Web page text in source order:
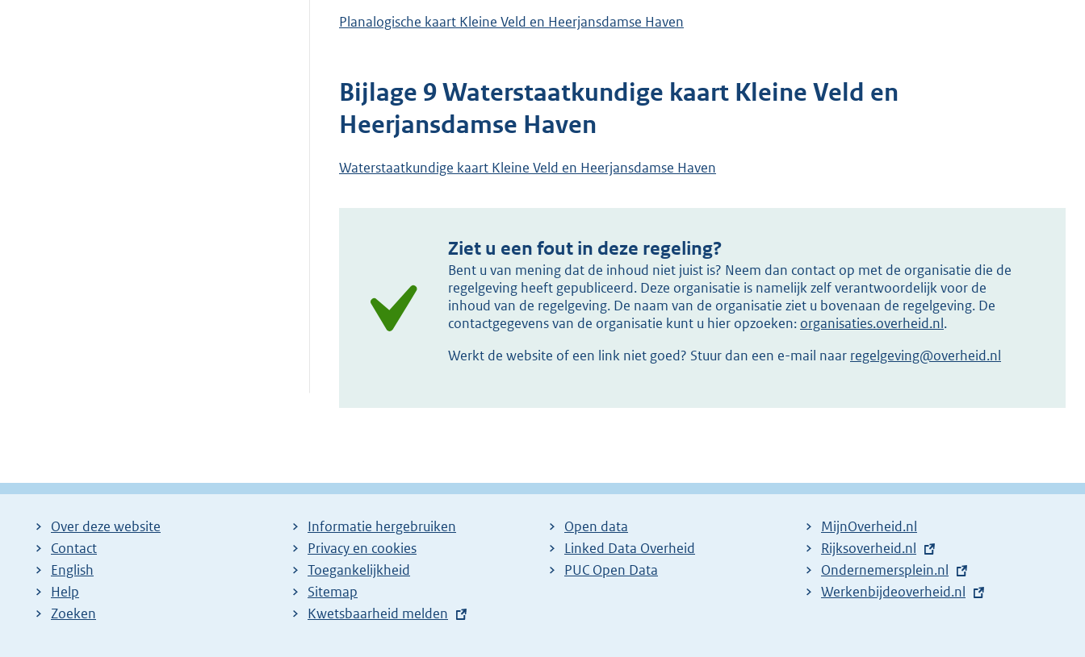
Planalogische kaart Kleine Veld en Heerjansdamse Haven
Bijlage 9 Waterstaatkundige kaart Kleine Veld en
Heerjansdamse Haven
Waterstaatkundige kaart Kleine Veld en Heerjansdamse Haven
Ziet u een fout in deze regeling?
Bent u van mening dat de inhoud niet juist is? Neem dan contact op met de organisatie die de
regelgeving heeft gepubliceerd. Deze organisatie is namelijk zelf verantwoordelijk voor de
inhoud van de regelgeving. De naam van de organisatie ziet u bovenaan de regelgeving. De
contactgegevens van de organisatie kunt u hier opzoeken: organisaties.overheid.nl.
Werkt de website of een link niet goed? Stuur dan een e-mail naar regelgeving@overheid.nl
Over deze website
Contact
English
Help
Zoeken
Informatie hergebruiken
Privacy en cookies
Toegankelijkheid
Sitemap
E
Kwetsbaarheid melden
Open data
Linked Data Overheid
PUC Open Data
MijnOverheid.nl
E
x
t
Rijksoverheid.nl
E
x
Ondernemersplein.nl
E
Werkenbijdeoverheid.nl